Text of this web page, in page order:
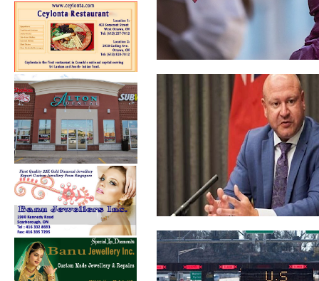
ஹொங்கொங் தேசிய
பாதுகாப்பு சட்டம்: க...
வின்னிபெக்கில் புதிய
கொவிட்-19 கட்ட...